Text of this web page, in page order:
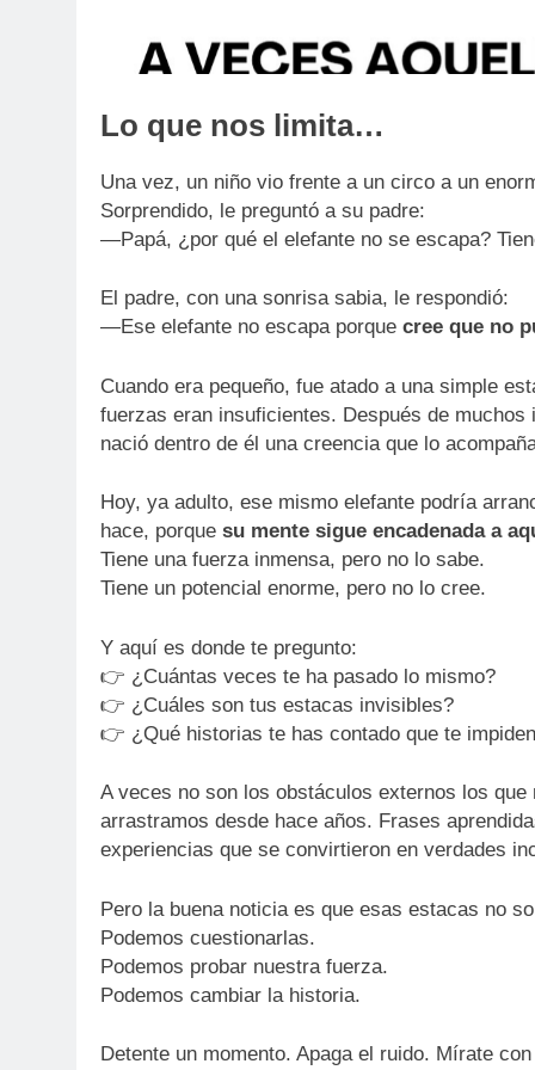
Lo que nos limita…
Una vez, un niño vio frente a un circo a un
Sorprendido, le preguntó a su padre:
—Papá, ¿por qué el elefante no se escapa?
El padre, con una sonrisa sabia, le respondió:
—Ese elefante no escapa porque cree que no
Cuando era pequeño, fue atado a una simple
fuerzas eran insuficientes. Después de
nació dentro de él una creencia que lo
Hoy, ya adulto, ese mismo elefante podría
hace, porque su mente sigue encadenada a
Tiene una fuerza inmensa, pero no lo sabe.
Tiene un potencial enorme, pero no lo cree.
Y aquí es donde te pregunto:
👉 ¿Cuántas veces te ha pasado lo mismo?
👉 ¿Cuáles son tus estacas invisibles?
👉 ¿Qué historias te has contado que te
A veces no son los obstáculos externos los
arrastramos desde hace años. Frases
experiencias que se convirtieron en verdades
Pero la buena noticia es que esas estacas no
Podemos cuestionarlas.
Podemos probar nuestra fuerza.
Podemos cambiar la historia.
Detente un momento. Apaga el ruido. Mírate